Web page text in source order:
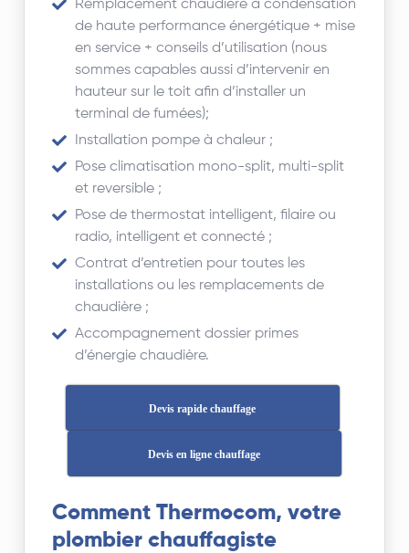
Remplacement chaudière à condensation
de haute performance énergétique + mise
en service + conseils d’utilisation (nous
sommes capables aussi d’intervenir en
hauteur sur le toit afin d’installer un
terminal de fumées);
Installation pompe à chaleur ;
Pose climatisation mono-split, multi-split
et reversible ;
Pose de thermostat intelligent, filaire ou
radio, intelligent et connecté ;
Contrat d’entretien pour toutes les
installations ou les remplacements de
chaudière ;
Accompagnement dossier primes
d’énergie chaudière.
Devis rapide chauffage
Devis en ligne chauffage
Comment Thermocom, votre
plombier chauffagiste